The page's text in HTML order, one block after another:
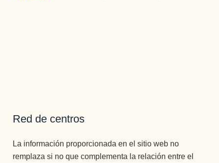
Red de centros
La información proporcionada en el sitio web no
remplaza si no que complementa la relación entre el